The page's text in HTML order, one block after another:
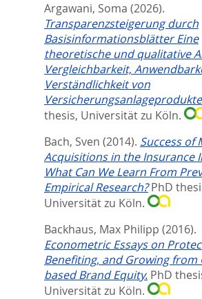
Argawani, Soma (2026).
Transparenzsteigerung durch
Basisinformationsblätter Eine
theoretische und qualitative
Vergleichbarkeit,
Verständlichkeit von
thesis, Universität zu Köln.
Bach, Sven (2014). Success of
Acquisitions in the Insurance
What Can We Learn From
Empirical Research? PhD
Universität zu Köln.
Backhaus, Max Philipp (2016).
Econometric Essays on
Benefiting, and Growing from
based Brand Equity. PhD
Universität zu Köln.